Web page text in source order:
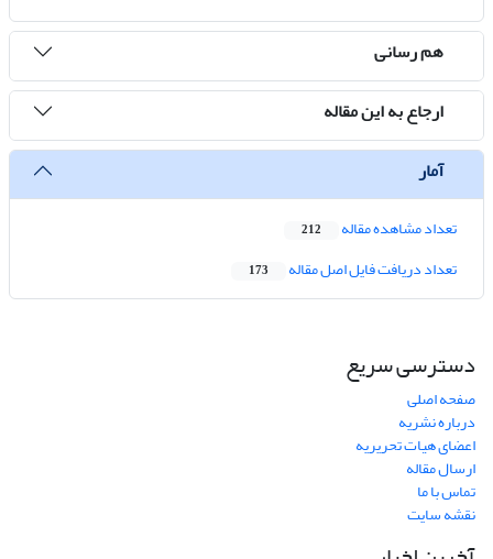
هم رسانی
ارجاع به این مقاله
آمار
تعداد مشاهده مقاله 212
تعداد دریافت فایل اصل مقاله 173
دسترسی سریع
صفحه اصلی
درباره نشریه
اعضای هیات تحریریه
ارسال مقاله
تماس با ما
نقشه سایت